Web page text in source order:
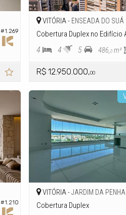
#1.269
VITÓRIA - ENSEADA DO SUÁ
Cobertura Duplex no Edifício
4 4 5 486,0 m²
R$ 12.950.000,00
#1.210
VITÓRIA -JARDIM DA PENHA
Cobertura Duplex